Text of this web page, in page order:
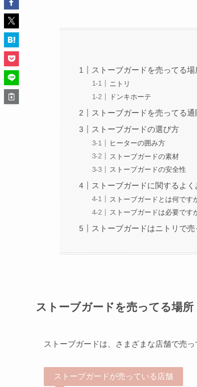
ストーブガードを売ってる
ニトリ
ドンキホーテ
ストーブガードを売ってる通
ストーブガードの選び方
ヒーターの囲み方
ストーブガードの素材
ストーブガードの安全性
ストーブガードに関するよく
ストーブガードとは何です
ストーブガードは必要です
ストーブガードはニトリで
ストーブガードを売ってる場所
ストーブガードは、さまざまな店舗で売っ
ストーブガードが売っている店舗